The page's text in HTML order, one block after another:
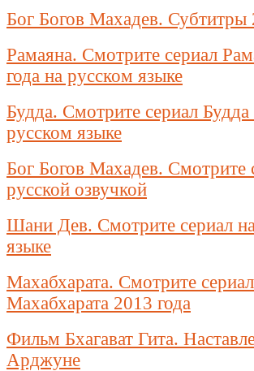
Бог Богов Махадев. Субтитры
Рамаяна. Смотрите сериал
года на русском языке
Будда. Смотрите сериал Будда
русском языке
Бог Богов Махадев. Смотрите
русской озвучкой
Шани Дев. Смотрите сериал
языке
Махабхарата. Смотрите сериал
Махабхарата 2013 года
Фильм Бхагават Гита.
Арджуне